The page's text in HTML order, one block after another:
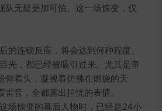
队无疑更加可怕。这一场惊变，仅
连锁反应，将会达到何种程度。
，都已经被吸引过来。尤其是帝
仰着头，凝视着仿佛在燃烧的天
雷音，全都露出担忧的表情。
惊变的幕后人物时，已经是24小